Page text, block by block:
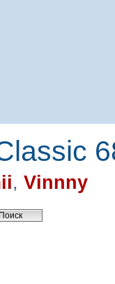
, Vinnny